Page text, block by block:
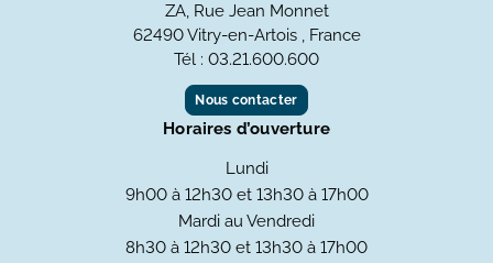
ZA, Rue Jean Monnet
62490 Vitry-en-Artois , France
Tél : 03.21.600.600
Nous contacter
Horaires d’ouverture
Lundi
9h00 à 12h30 et 13h30 à 17h00
Mardi au Vendredi
8h30 à 12h30 et 13h30 à 17h00